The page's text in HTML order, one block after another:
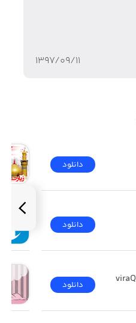
۱۳۹۷/۰۹/۱۱
دانلود
دانلود
دانلود